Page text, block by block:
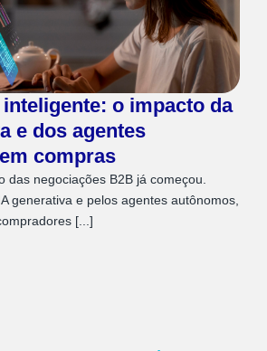
o impacto da
e dos agentes
compras
das negociações B2B já começou.
generativa e pelos agentes autônomos,
[...]